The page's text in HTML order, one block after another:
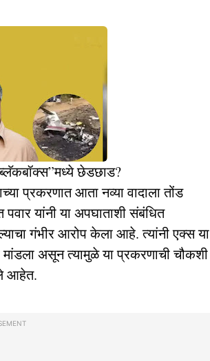
छेडछाड?
प्रकरणात आता नव्या वादाला तोंड
यांनी या अपघाताशी संबंधित
गंभीर आरोप केला आहे. त्यांनी एक्स या
मांडला असून त्यामुळे या प्रकरणाची चौकशी
आहेत.